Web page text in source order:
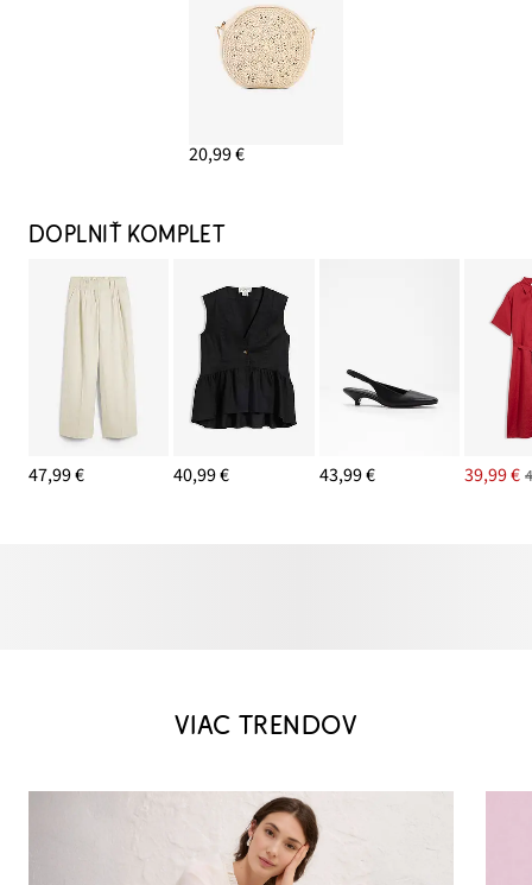
20,99 €
DOPLNIŤ KOMPLET
47,99 € 40,99 € 43,99 € 39,99 €
VIAC TRENDOV